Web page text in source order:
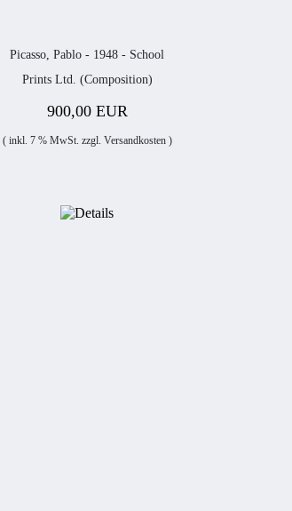
Picasso, Pablo - 1948 - School
Prints Ltd. (Composition)
900,00 EUR
( inkl. 7 % MwSt. zzgl. Versandkosten)